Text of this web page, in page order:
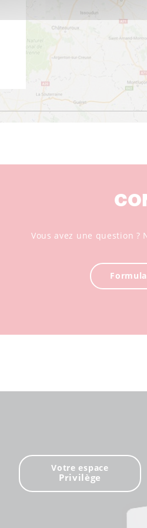
Vous avez une question ?
Votre espace
Privilège